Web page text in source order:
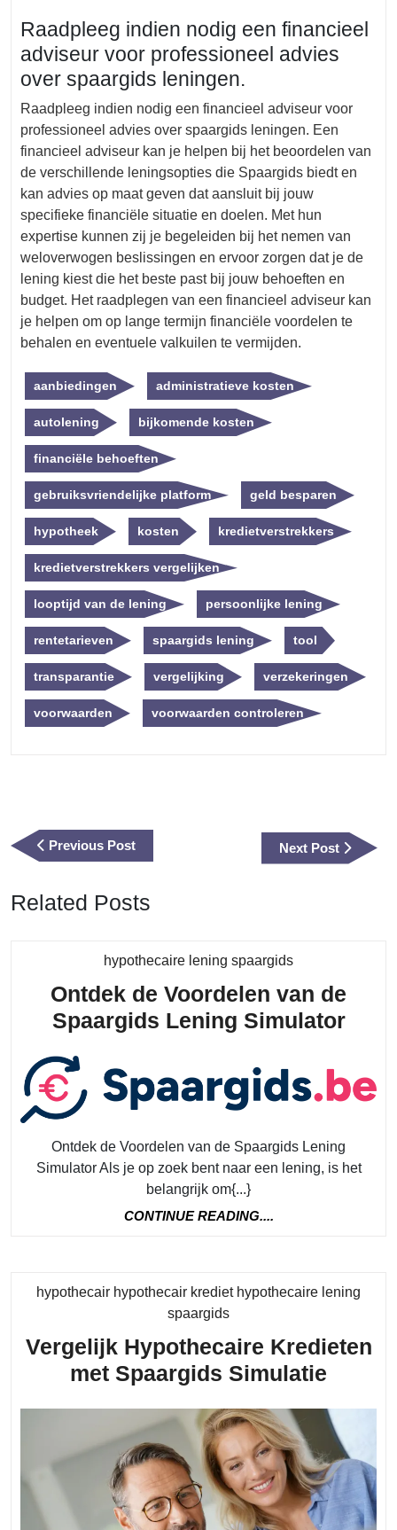
Raadpleeg indien nodig een financieel
adviseur voor professioneel advies
over spaargids leningen.
Raadpleeg indien nodig een financieel adviseur voor
professioneel advies over spaargids leningen. Een
financieel adviseur kan je helpen bij het beoordelen van
de verschillende leningsopties die Spaargids biedt en
kan advies op maat geven dat aansluit bij jouw
specifieke financiële situatie en doelen. Met hun
expertise kunnen zij je begeleiden bij het nemen van
weloverwogen beslissingen en ervoor zorgen dat je de
lening kiest die het beste past bij jouw behoeften en
budget. Het raadplegen van een financieel adviseur kan
je helpen om op lange termijn financiële voordelen te
behalen en eventuele valkuilen te vermijden.
aanbiedingen administratieve kosten
autolening bijkomende kosten
financiële behoeften
gebruiksvriendelijke platform geld besparen
hypotheek kosten kredietverstrekkers
kredietverstrekkers vergelijken
looptijd van de lening persoonlijke lening
rentetarieven spaargids lening tool
transparantie vergelijking verzekeringen
voorwaarden voorwaarden controleren
Previous PostPrevious
Post
Next Post
Next
Post
Related Posts
hypothecaire lening spaargidsCategory
Ontdek de Voordelen van de
Spaargids Lening Simulator
van
Ontdek de Voordelen van de Spaargids Lening
Simulator Als je op zoek bent naar een lening, is het
belangrijk om{...}
CONTINUE READING....
hypothecair hypothecair krediet hypothecaire lening
spaargidsCategory
Vergelijk Hypothecaire Kredieten
met Spaargids Simulatie
met